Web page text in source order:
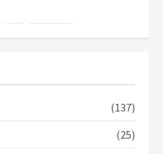
(137)
(25)